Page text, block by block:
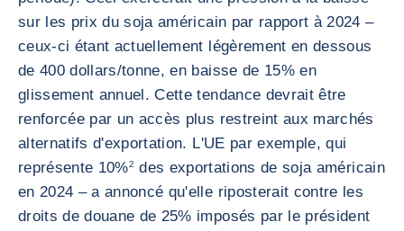
sur les prix du soja américain par rapport à 2024 –
ceux-ci étant actuellement légèrement en dessous
de 400 dollars/tonne, en baisse de 15% en
glissement annuel. Cette tendance devrait être
renforcée par un accès plus restreint aux marchés
alternatifs d'exportation. L'UE par exemple, qui
représente 10%2 des exportations de soja américain
en 2024 – a annoncé qu'elle riposterait contre les
droits de douane de 25% imposés par le président